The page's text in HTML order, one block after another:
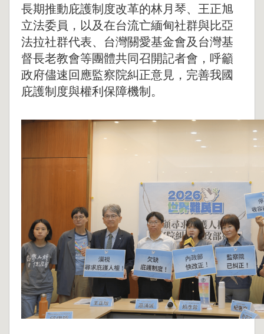
長期推動庇護制度改革的林月琴、王正旭
立法委員，以及在台流亡緬甸社群與比亞
法拉社群代表、台灣關愛基金會及台灣基
督長老教會等團體共同召開記者會，呼籲
政府儘速回應監察院糾正意見，完善我國
庇護制度與權利保障機制。